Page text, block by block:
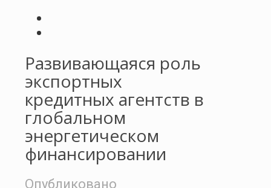
Развивающаяся роль
экспортных
кредитных агентств в
глобальном
энергетическом
финансировании
Опубликовано